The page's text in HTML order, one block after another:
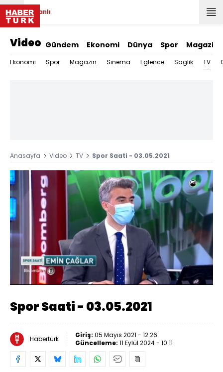
Canlı
Video Gündem Ekonomi Dünya Spor Magazin
Ekonomi Spor Magazin Sinema Eğlence Sağlık TV
Anasayfa Video TV Spor Saati - 03.05.2021
Sesi
Aç
Yüklendi:
1.65%
Oynatma
Hızı
Spor Saati - 03.05.2021
Habertürk Giriş: 05 Mayıs 2021 - 12:26
Güncelleme: 11 Eylül 2024 - 10:11